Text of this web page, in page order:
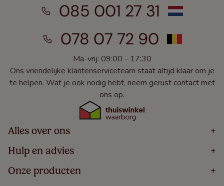
085 001 27 31
078 07 72 90
Ma-vrij: 09:00 - 17:30
Ons vriendelijke klantenserviceteam staat altijd klaar om je
te helpen. Wat je ook nodig hebt, neem gerust contact met
ons op.
Alles over ons +
Home
Over
Bestellen
Hulp en advies +
Volg Je Bestelling
Levering
Onze producten +